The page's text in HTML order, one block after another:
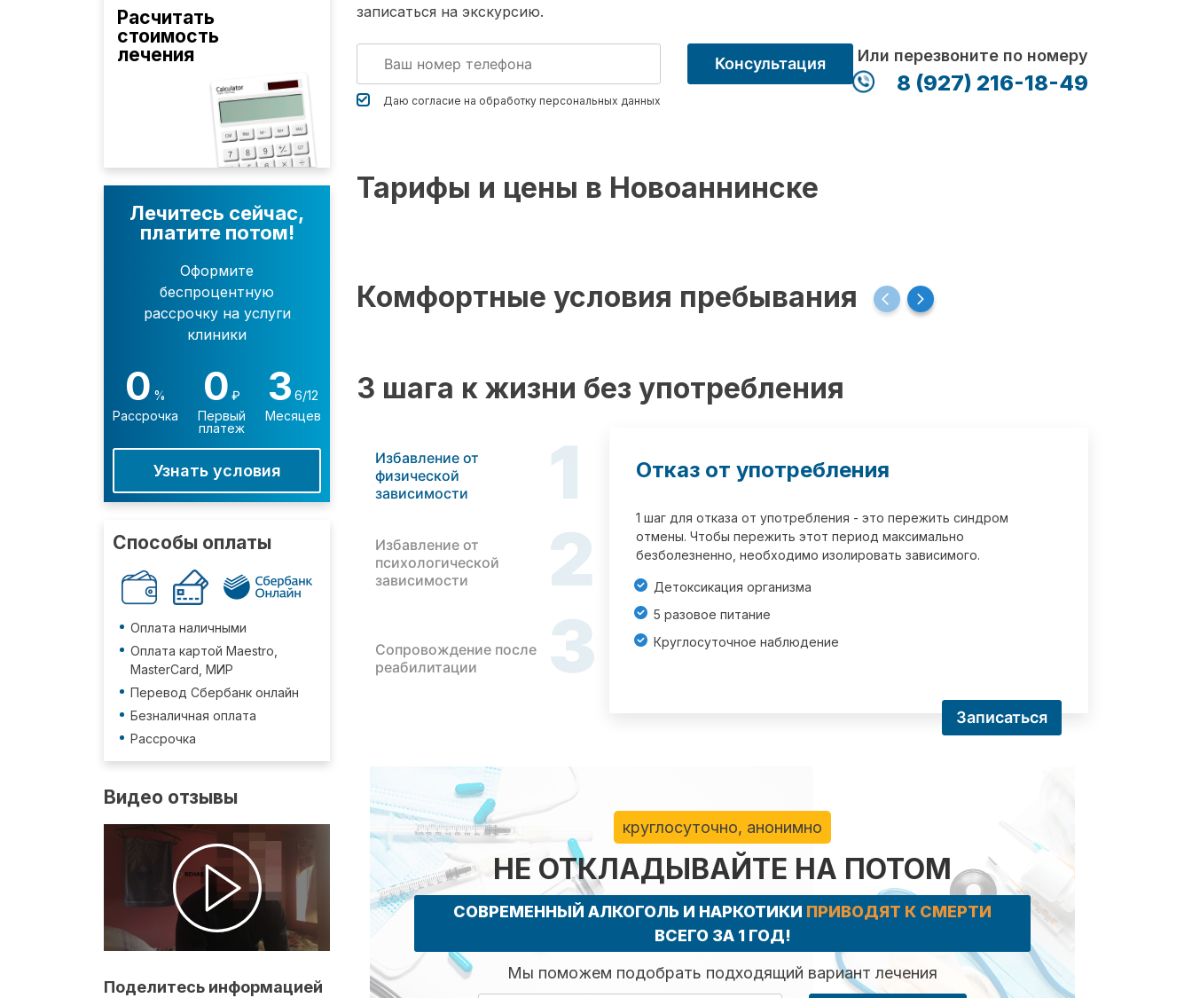
Расчитать
стоимость
лечения
Лечитесь сейчас,
платите потом!
Оформите
беспроцентную
рассрочку на услуги
клиники
0 %
Рассрочка
0 ₽
Первый
платеж
3 6/12
Месяцев
Узнать условия
Способы оплаты
Оплата наличными
Оплата картой Maestro,
MasterCard, МИР
Перевод Сбербанк онлайн
Безналичная оплата
Рассрочка
Видео отзывы
Поделитесь информацией
записаться на экскурсию.
Даю согласие на обработку персональных данных
Консультация Или перезвоните по номеру
8 (927) 216-18-49
Тарифы и цены в Новоаннинске
Комфортные условия пребывания
3 шага к жизни без употребления
Избавление от
физической
зависимости
1
Избавление от
психологической
зависимости
2
Сопровождение после
реабилитации
3
Отказ от употребления
1 шаг для отказа от употребления - это пережить синдром
отмены. Чтобы пережить этот период максимально
безболезненно, необходимо изолировать зависимого.
Детоксикация организма
5 разовое питание
Круглосуточное наблюдение
Записаться
круглосуточно, анонимно
НЕ ОТКЛАДЫВАЙТЕ НА ПОТОМ
СОВРЕМЕННЫЙ АЛКОГОЛЬ И НАРКОТИКИ ПРИВОДЯТ К СМЕРТИ
ВСЕГО ЗА 1 ГОД!
Мы поможем подобрать подходящий вариант лечения